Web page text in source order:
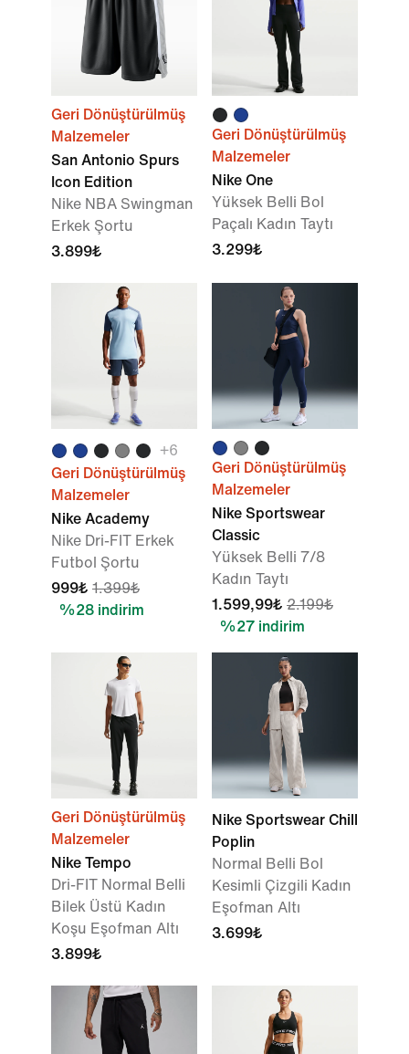
Geri Dönüştürülmüş
Malzemeler
San Antonio Spurs
Icon Edition
Nike NBA Swingman
Erkek Şortu
3.899₺
Geri Dönüştürülmüş
Malzemeler
Nike One
Yüksek Belli Bol
Paçalı Kadın Taytı
3.299₺
+6
Geri Dönüştürülmüş
Malzemeler
Nike Academy
Nike Dri-FIT Erkek
Futbol Şortu
999₺ 1.399₺
%28 indirim
Geri Dönüştürülmüş
Malzemeler
Nike Sportswear
Classic
Yüksek Belli 7/8
Kadın Taytı
1.599,99₺ 2.199₺
%27 indirim
Geri Dönüştürülmüş
Malzemeler
Nike Tempo
Dri-FIT Normal Belli
Bilek Üstü Kadın
Koşu Eşofman Altı
3.899₺
Nike Sportswear Chill
Poplin
Normal Belli Bol
Kesimli Çizgili Kadın
Eşofman Altı
3.699₺